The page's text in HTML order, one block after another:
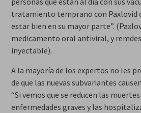
tratamiento temprano con Paxlovid
estar bien en su mayor parte”.
medicamento oral antiviral, y
inyectable).
A la mayoría de los expertos no les
de que las nuevas subvariantes
“Si vemos que se reducen las
enfermedades graves y las